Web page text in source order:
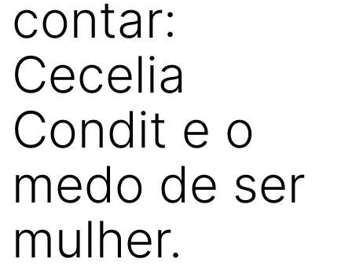
contar:
Cecelia
Condit e o
medo de ser
mulher.